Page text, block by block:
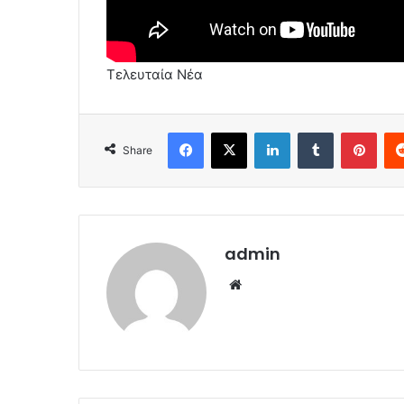
Τελευταία Νέα
Share
Facebook
X LinkedInTumblr
admin